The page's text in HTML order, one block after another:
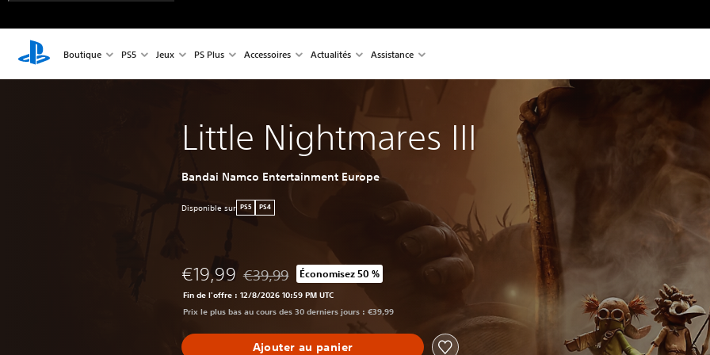
Boutique PS5 Jeux PS Plus Accessoires Actualités Assistance
Little Nightmares III
Bandai Namco Entertainment Europe
Disponible sur PS5 PS4
€19,99 Remise par rapport au prix d'origine de €39,99
€39,99 Économisez 50 %
Fin de l'offre : 12/8/2026 10:59 PM UTC
Prix le plus bas au cours des 30 derniers jours : €39,99
Ajouter au panier